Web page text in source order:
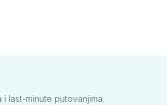
last-minute putovanjima.